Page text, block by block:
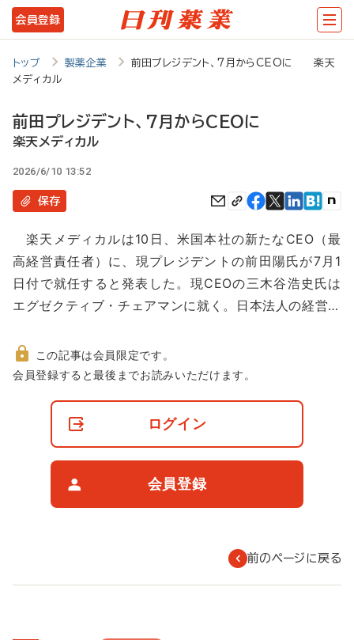
メ
イ
ン
テ
ツ
に
動
会員登録
トップ 製薬企業
前田プレジデント、7月からCEOに 楽天
メディカル
前田プレジデント、7月からCEOに
楽天メディカル
2026/6/10 13:52
保存
楽天メディカルは10日、米国本社の新たなCEO（最
高経営責任者）に、現プレジデントの前田陽氏が7月1
日付で就任すると発表した。現CEOの三木谷浩史氏は
エグゼクティブ・チェアマンに就く。日本法人の経営…
非
この記事は会員限定です。
会員登録すると最後までお読みいただけます。
ログイン
会員登録
前のページに戻る